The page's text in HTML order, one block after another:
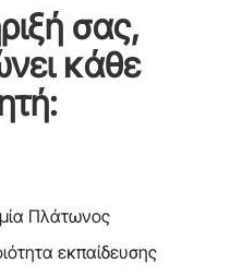
σας,
κάθε
Πλάτωνος
εκπαίδευσης